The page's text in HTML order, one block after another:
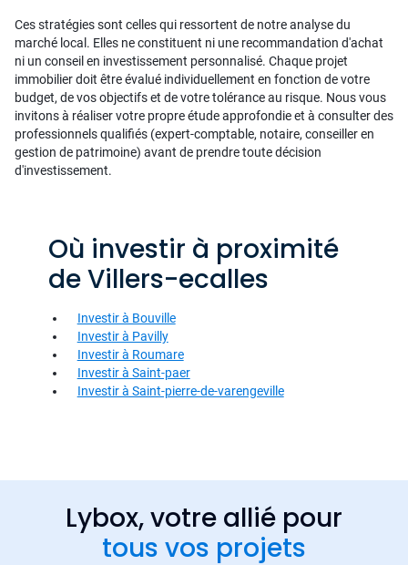
Ces stratégies sont celles qui ressortent de notre analyse du
marché local. Elles ne constituent ni une recommandation d'achat
ni un conseil en investissement personnalisé. Chaque projet
immobilier doit être évalué individuellement en fonction de votre
budget, de vos objectifs et de votre tolérance au risque. Nous vous
invitons à réaliser votre propre étude approfondie et à consulter des
professionnels qualifiés (expert-comptable, notaire, conseiller en
gestion de patrimoine) avant de prendre toute décision
d'investissement.
Où investir à proximité
de Villers-ecalles
Investir à Bouville
Investir à Pavilly
Investir à Roumare
Investir à Saint-paer
Investir à Saint-pierre-de-varengeville
Lybox, votre allié pour
tous vos projets